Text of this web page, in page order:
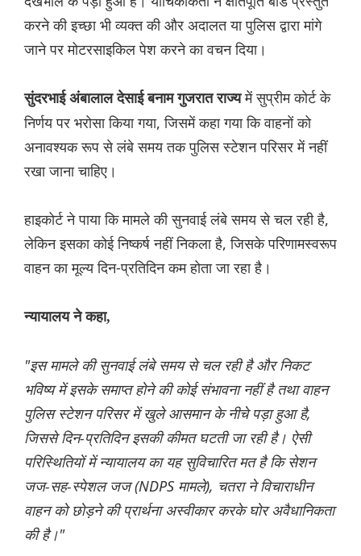
करने की इच्छा भी व्यक्त की और अदालत या पुलिस द्वारा मांगे
जाने पर मोटरसाइकिल पेश करने का वचन दिया।
सुंदरभाई अंबालाल देसाई बनाम गुजरात राज्यमें सुप्रीम कोर्ट के
निर्णय पर भरोसा किया गया, जिसमें कहा गया कि वाहनों को
अनावश्यक रूप से लंबे समय तक पुलिस स्टेशन परिसर में नहीं
रखा जाना चाहिए।
हाइकोर्ट ने पाया कि मामले की सुनवाई लंबे समय से चल रही है,
लेकिन इसका कोई निष्कर्ष नहीं निकला है, जिसके परिणामस्वरूप
वाहन का मूल्य दिन-प्रतिदिन कम होता जा रहा है।
न्यायालय ने कहा,
"इस मामले की सुनवाई लंबे समय से चल रही है और निकट
भविष्य में इसके समाप्त होने की कोई संभावना नहीं है तथा वाहन
पुलिस स्टेशन परिसर में खुले आसमान के नीचे पड़ा हुआ है,
जिससे दिन-प्रतिदिन इसकी कीमत घटती जा रही है। ऐसी
परिस्थितियों में न्यायालय का यह सुविचारित मत है कि सेशन
जज-सह-स्पेशल जज (NDPS मामले), चतरा ने विचाराधीन
वाहन को छोड़ने की प्रार्थना अस्वीकार करके घोर अवैधानिकता
की है।"